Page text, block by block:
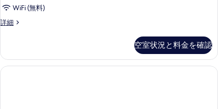
WiFi (無料)
詳細
ギ
ー
ル
ー
空室状況と料金を確認